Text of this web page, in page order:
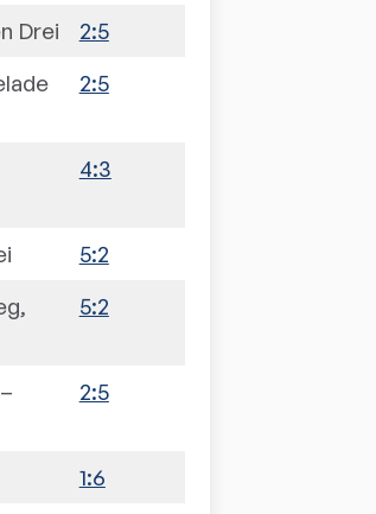
Drei
2:5
2:5
4:3
5:2
5:2
–
2:5
1:6